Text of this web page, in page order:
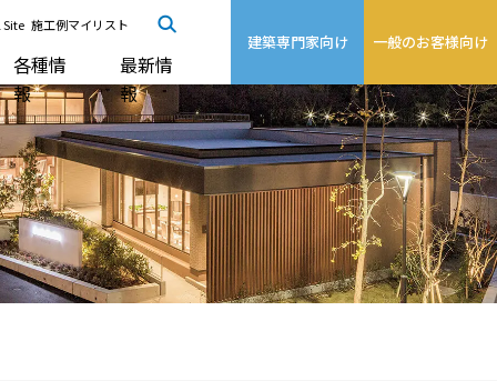
施工例マイリスト
各種情
報
最新情
報
建築専門家向け 一般のお客様向け